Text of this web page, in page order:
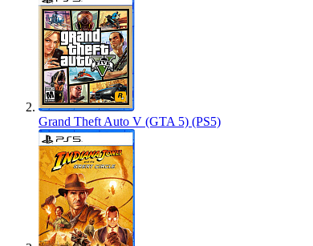
Grand Theft Auto V (GTA 5) (PS5)